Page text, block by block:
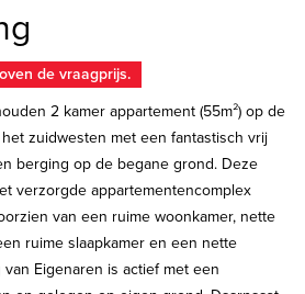
de vraagprijs.
2 kamer appartement (55m²) op de
zuidwesten met een fantastisch vrij
berging op de begane grond. Deze
verzorgde appartementencomplex
van een ruime woonkamer, nette
ruime slaapkamer en een nette
Eigenaren is actief met een